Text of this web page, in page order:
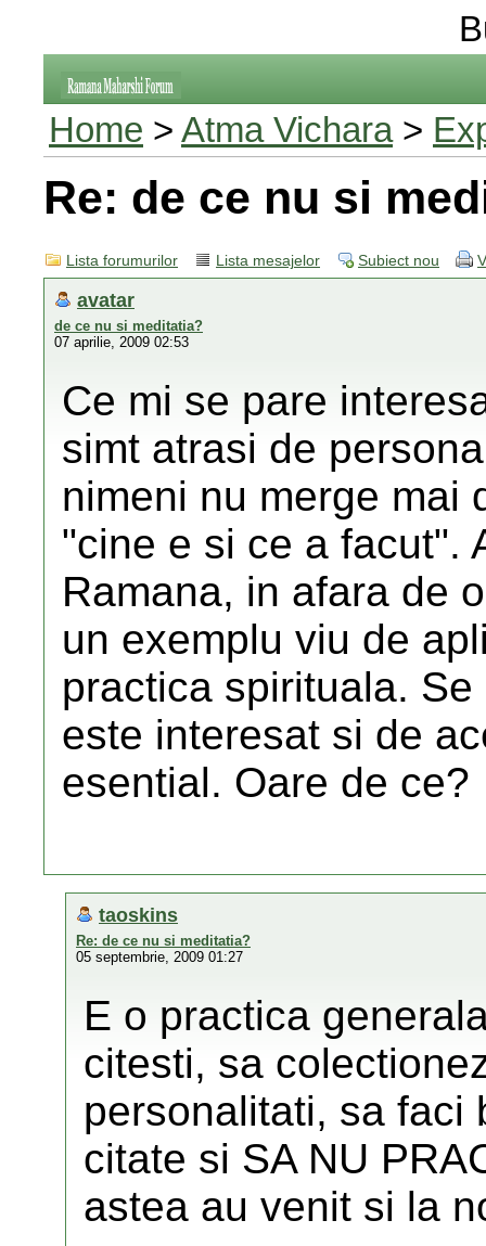
Home > Atma Vichara>
Re: de ce nu si
Lista forumurilor Lista mesajelor Subiect nou
avatar
de ce nu si meditatia?
07 aprilie, 2009 02:53
Ce mi se pare
simt atrasi de
nimeni nu merge mai
"cine e si ce a facut".
Ramana, in afara de
un exemplu viu de
practica spirituala.
este interesat si de
esential. Oare de ce?
taoskins
Re: de ce nu si meditatia?
05 septembrie, 2009 01:27
E o practica
citesti, sa
personalitati, sa faci
citate si SA NU
astea au venit si la